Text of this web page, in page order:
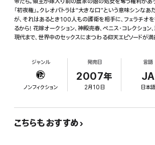
「初夜権」。クレオパトラは“大きな口”という意味シンな
が、それはあるとき100人もの護衛を相手に、フェラチオ
るから! 花嫁オークション、神殿売春、ペニス・コレクショ
現代まで、世界中のセックスにまつわる仰天エピソードが
ジャンル
ノンフィクション
発売日
2007年
2月10日
言語
JA
日本語
こちらもおすすめ